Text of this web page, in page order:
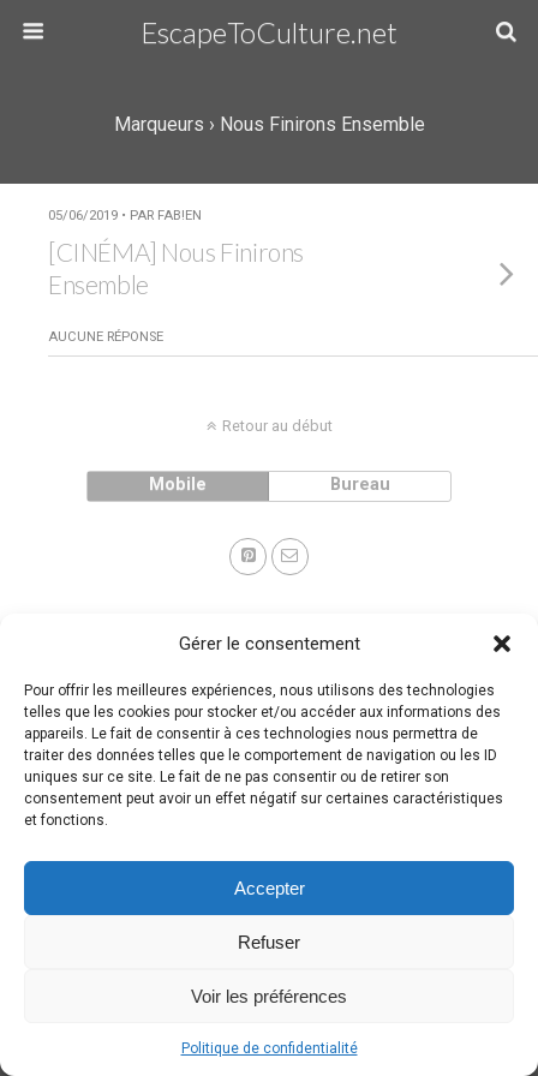
Gérer le consentement
Pour offrir les meilleures expériences, nous utilisons des technologies
telles que les cookies pour stocker et/ou accéder aux informations des
appareils. Le fait de consentir à ces technologies nous permettra de
traiter des données telles que le comportement de navigation ou les ID
uniques sur ce site. Le fait de ne pas consentir ou de retirer son
consentement peut avoir un effet négatif sur certaines caractéristiques
et fonctions.
Accepter
Refuser
Voir les préférences
Politique de confidentialité
EscapeToCulture.net
Marqueurs › Nous Finirons Ensemble
05/06/2019 • PAR FAB!EN
[CINÉMA] Nous Finirons
Ensemble
AUCUNE RÉPONSE
Retour au début
Mobile Bureau